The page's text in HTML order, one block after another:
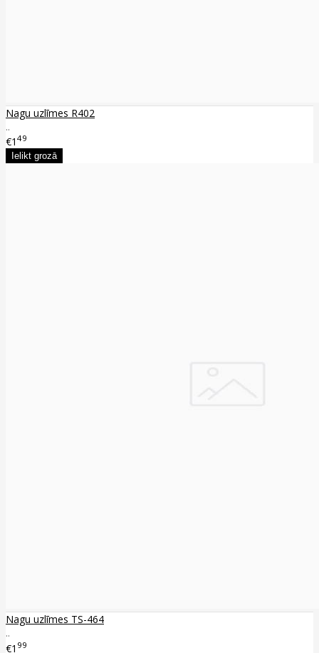
Nagu uzlīmes R402
..
€1 49
Nagu uzlīmes TS-464
..
€1 99